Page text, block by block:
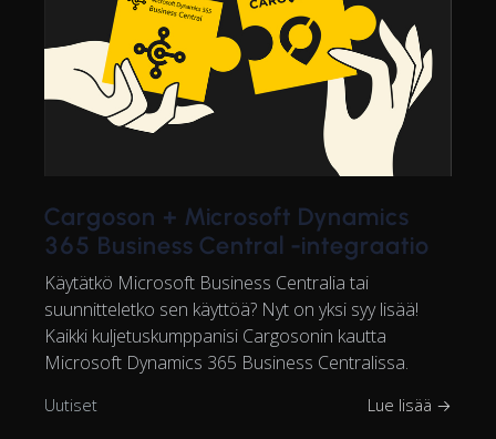
Cargoson + Microsoft Dynamics
365 Business Central -integraatio
Käytätkö Microsoft Business Centralia tai
suunnitteletko sen käyttöä? Nyt on yksi syy lisää!
Kaikki kuljetuskumppanisi Cargosonin kautta
Microsoft Dynamics 365 Business Centralissa.
Uutiset Lue lisää →